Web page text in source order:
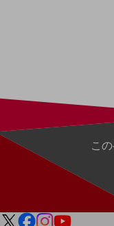
地域産業
その他の業界はこちら
ゲーム感覚で見つける
ビジネスお悩み診断
NTTドコモビジネス
オンラインショップ
モバイル・ICTサービスをオ
こ